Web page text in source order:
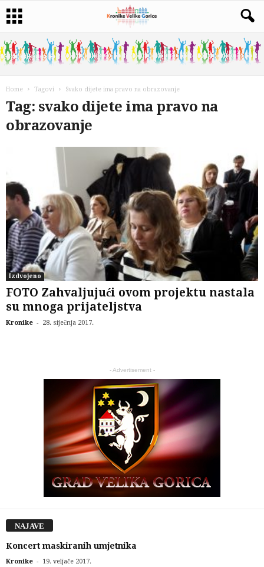
Home Tagovi Svako dijete ima pravo na obrazovanje
Tag: svako dijete ima pravo na
obrazovanje
Izdvojeno
FOTO Zahvaljujući ovom projektu nastala
su mnoga prijateljstva
Kronike - 28. siječnja 2017.
- Advertisement -
NAJAVE
Koncert maskiranih umjetnika
Kronike - 19. veljače 2017.